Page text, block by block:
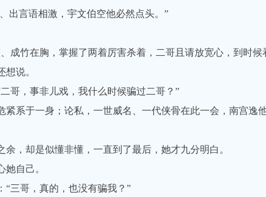
言语相激，宇文伯空他必然点头。”
竹在胸，掌握了两着厉害杀着，二哥且请放宽心，到时候
说。
，事非儿戏，我什么时候骗过二哥？”
于一身；论私，一世威名、一代侠骨在此一会，南宫逸他
却是似懂非懂，一直到了最后，她才九分明白。
自己。
哥，真的，也没有骗我？”